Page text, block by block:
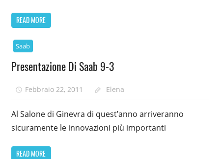
READ MORE
Saab
Presentazione Di Saab 9-3
Febbraio 22, 2011 Elena
Al Salone di Ginevra di quest’anno arriveranno
sicuramente le innovazioni più importanti
READ MORE